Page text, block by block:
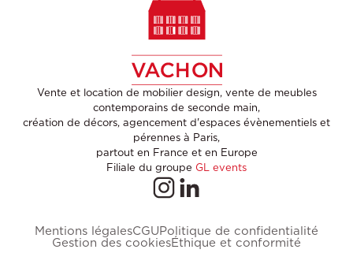
Vente et location de mobilier design, vente de meubles
contemporains de seconde main,
création de décors, agencement d'espaces évènementiels et
pérennes à Paris,
partout en France et en Europe
Filiale du groupe GL events
Mentions légalesCGUPolitique de confidentialité
Gestion des cookiesÉthique et conformité